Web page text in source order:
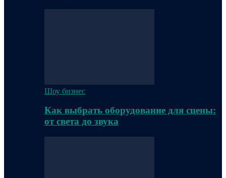
Шоу бизнес
Как выбрать оборудование для сцены:
от света до звука